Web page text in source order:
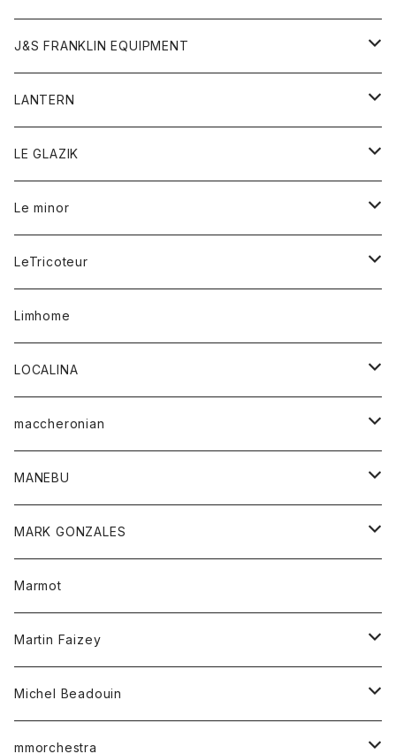
フリース
マフラー
リング
靴
バンダナ
カーディガン
ジャケット
タンクトップ
Tシャツ
ベスト
ポロシャツ
ロングスリーブTシャツ
ボトム
オーバーオール
ショートパンツ
レディース
アウター
カーディガン
セーター
チュニック
ストール
カットソー
シャツ
ボトム
オーバーオール
ショートパンツ
レディース
オーバーオール
シャツ
ワンピース
ワンピース
トレーナー
トップス
Gジャケット
スウェット
帽子
帽子
ボトム
J&S FRANKLIN EQUIPMENT
アウター
LANTERN
アウター
Tシャツ
LE GLAZIK
レディース
コート
シャツ
ワンピース
Tシャツ
Le minor
ボトム
スカート
パンツ
レディース
アウター
カットソー
トップス
シャツ
LeTricoteur
カーディガン
Limhome
LOCALINA
ロングスリーブテーシャツ
maccheronian
靴
MANEBU
靴
MARK GONZALES
トップス
Tシャツ
Marmot
Martin Faizey
ベルト
Michel Beadouin
トップス
mmorchestra